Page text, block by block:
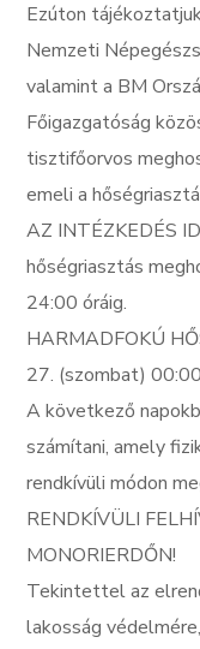
Ezúton
Nemzeti
valamint a BM
Főigazgatóság
tisztifőorvos
emeli a
AZ INTÉZKEDÉS
hőségriasztás
24:00 óráig.
HARMADFOKÚ
27. (szombat)
A következő
számítani, amely
rendkívüli módon
RENDKÍVÜLI
MONORIERDŐN!
Tekintettel az
lakosság